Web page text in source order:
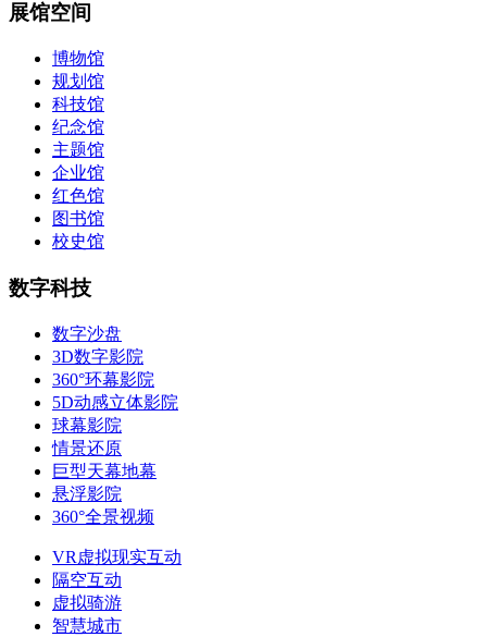
展馆空间
博物馆
规划馆
科技馆
纪念馆
主题馆
企业馆
红色馆
图书馆
校史馆
数字科技
数字沙盘
3D数字影院
360°环幕影院
5D动感立体影院
球幕影院
情景还原
巨型天幕地幕
悬浮影院
360°全景视频
VR虚拟现实互动
隔空互动
虚拟骑游
智慧城市